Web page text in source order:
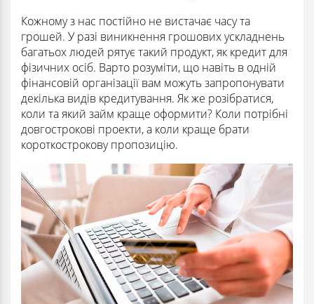
Кожному з нас постійно не вистачає часу та
грошей. У разі виникнення грошових ускладнень
багатьох людей рятує такий продукт, як кредит для
фізичних осіб. Варто розуміти, що навіть в одній
фінансовій організації вам можуть запропонувати
декілька видів кредитування. Як же розібратися,
коли та який займ краще оформити? Коли потрібні
довгострокові проекти, а коли краще брати
короткострокову пропозицію.